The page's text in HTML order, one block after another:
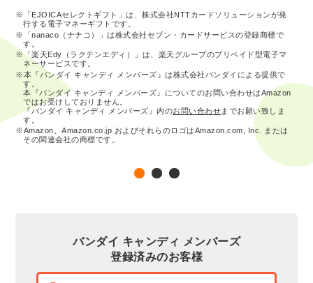
※「EJOICAセレクトギフト」は、株式会社NTTカードソリューションが発
行する電子マネーギフトです。
※「nanaco（ナナコ）」は株式会社セブン・カードサービスの登録商標で
す。
※「楽天Edy（ラクテンエディ）」は、楽天グループのプリペイド型電子マ
ネーサービスです。
※本『バンダイ キャンディ メンバーズ』は株式会社バンダイによる提供で
す。
本『バンダイ キャンディ メンバーズ』についてのお問い合わせはAmazon
ではお受けしておりません。
『バンダイ キャンディ メンバーズ』内のお問い合わせまでお願い致しま
す。
※Amazon、Amazon.co.jp およびそれらのロゴはAmazon.com, Inc. または
その関連会社の商標です。
バンダイ キャンディ メンバーズ
登録済みのお客様